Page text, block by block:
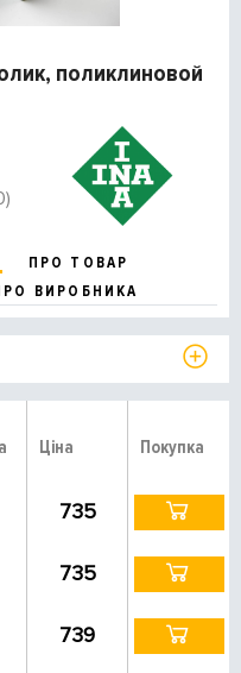
поликлиновой
ПРО ТОВАР
ВИРОБНИКА
Ціна Покупка
735
735
739